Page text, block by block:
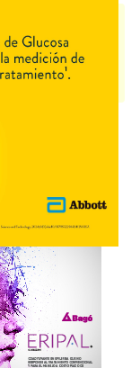
insulina
. Es producido
disponible.